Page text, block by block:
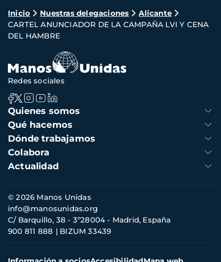
Ruta
de
navegación
Inicio Nuestras delegaciones
Alicante
CARTEL ANUNCIADOR DE LA CAMPAÑA LVI Y CENA
DEL HAMBRE
Navegación
principal
Quienes somos
Qué hacemos
Dónde trabajamos
Colabora
Actualidad
Redes sociales
Información
de
contacto
© 2026 Manos Unidas
C/ Barquillo, 38 - 3º28004 - Madrid, España
900 811 888
BIZUM 33439
info@manosunidas.org
Menú